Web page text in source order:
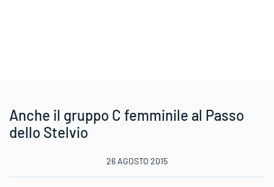
Anche il gruppo C femminile al Passo
dello Stelvio
26 AGOSTO 2015